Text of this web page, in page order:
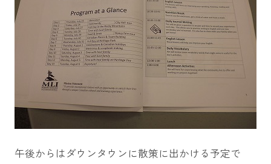
午後からはダウンタウンに散策に出かける予定で